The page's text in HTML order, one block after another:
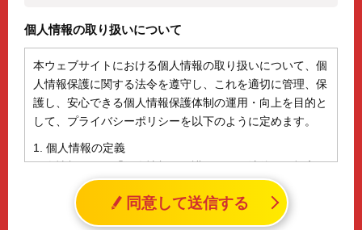
個人情報の取り扱いについて
本ウェブサイトにおける個人情報の取り扱いについて、個
人情報保護に関する法令を遵守し、これを適切に管理、保
護し、安心できる個人情報保護体制の運用・向上を目的と
して、プライバシーポリシーを以下のように定めます。
1. 個人情報の定義
個人情報とは、「個人情報の保護に関する法律」に規定さ
れる生存する個人に関する情報であって、氏名、生年月日
その他の記述等により特定の個人を識別することができる
情報（個人識別情報）を指します。
同意して送信する